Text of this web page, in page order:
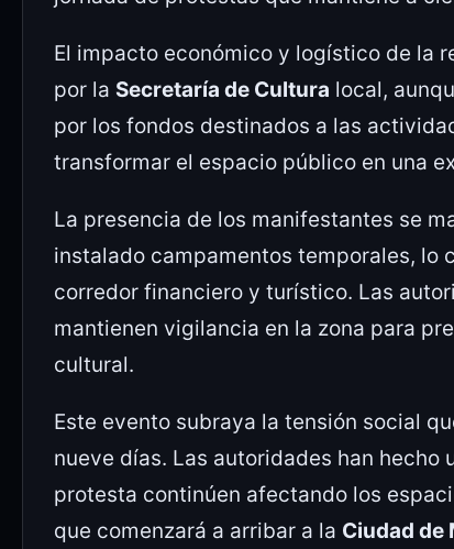
El impacto económico y logístico de la
por la Secretaría de Cultura local,
por los fondos destinados a las
transformar el espacio público en una
La presencia de los manifestantes se
instalado campamentos temporales, lo
corredor financiero y turístico. Las
mantienen vigilancia en la zona para
cultural.
Este evento subraya la tensión social
nueve días. Las autoridades han
protesta continúen afectando los
que comenzará a arribar a la Ciudad de